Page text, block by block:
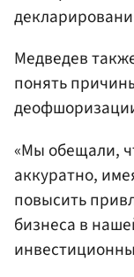
Медведев
понять
«Мы обещали,
аккуратно,
повысить
бизнеса в